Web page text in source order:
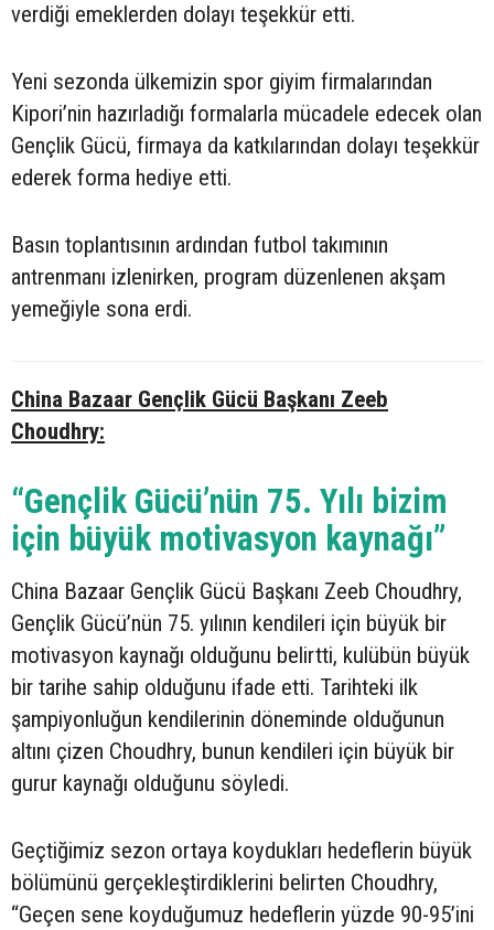
verdiği emeklerden dolayı teşekkür etti.
Yeni sezonda ülkemizin spor giyim firmalarından
Kipori’nin hazırladığı formalarla mücadele edecek olan
Gençlik Gücü, firmaya da katkılarından dolayı teşekkür
ederek forma hediye etti.
Basın toplantısının ardından futbol takımının
antrenmanı izlenirken, program düzenlenen akşam
yemeğiyle sona erdi.
China Bazaar Gençlik Gücü Başkanı Zeeb
Choudhry:
“Gençlik Gücü’nün 75. Yılı bizim
için büyük motivasyon kaynağı”
China Bazaar Gençlik Gücü Başkanı Zeeb Choudhry,
Gençlik Gücü’nün 75. yılının kendileri için büyük bir
motivasyon kaynağı olduğunu belirtti, kulübün büyük
bir tarihe sahip olduğunu ifade etti. Tarihteki ilk
şampiyonluğun kendilerinin döneminde olduğunun
altını çizen Choudhry, bunun kendileri için büyük bir
gurur kaynağı olduğunu söyledi.
Geçtiğimiz sezon ortaya koydukları hedeflerin büyük
bölümünü gerçekleştirdiklerini belirten Choudhry,
“Geçen sene koyduğumuz hedeflerin yüzde 90-95’ini